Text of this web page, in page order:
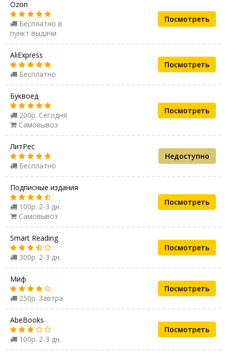
Ozon
Бесплатно в
пункт выдачи
Посмотреть
AliExpress
Бесплатно
Посмотреть
Буквоед
200р. Сегодня
Самовывоз
Посмотреть
ЛитРес
Бесплатно
Недоступно
Подписные издания
100р. 2-3 дн.
Самовывоз
Посмотреть
Smart Reading
300р. 2-3 дн.
Посмотреть
Миф
250р. Завтра
Посмотреть
AbeBooks
100р. 2-3 дн.
Посмотреть